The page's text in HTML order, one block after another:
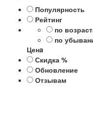
Популярность
Рейтинг
по
по
Ценa
Скидка %
Обновление
Отзывам